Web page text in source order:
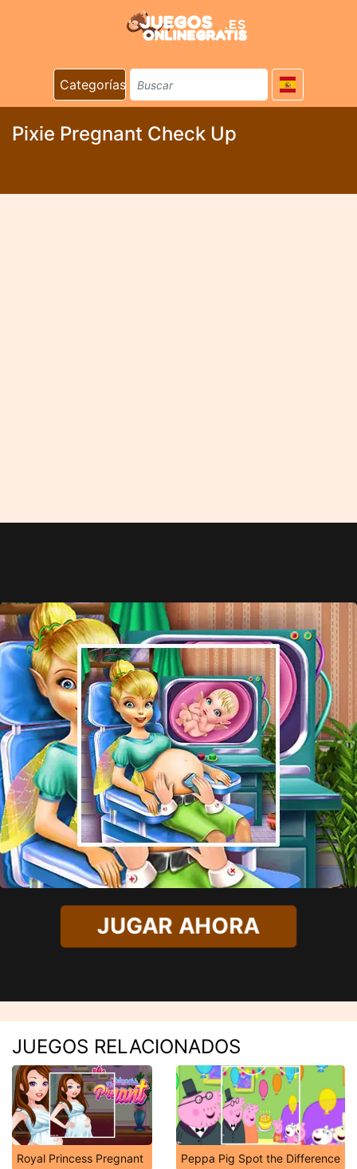
Categorías
Pixie Pregnant Check Up
JUGAR AHORA
JUEGOS RELACIONADOS
Royal Princess Pregnant Peppa Pig Spot the Difference